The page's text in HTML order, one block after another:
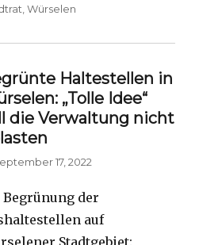
,Würselen
Haltestellen in
„Tolle Idee“
die Verwaltung nicht
17, 2022
Begrünung der
auf
Stadtgebiet: